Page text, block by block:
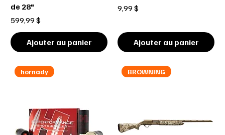
de 28"
Prix
599,99 $
Ajouter au panier
Prix
9,99 $
Ajouter au panier
hornady BROWNING